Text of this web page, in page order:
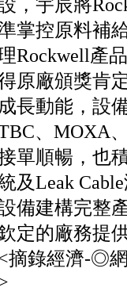
，宇辰將
掌控原料補
Rockwell產
原廠頒獎肯
成長動能，設
、MOXA
單順暢，也
及Leak
備建構完整
定的廠務提
摘錄經濟-◎